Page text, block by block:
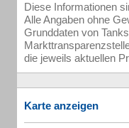
Diese Informationen
Alle Angaben ohne
Grunddaten von
die jeweils aktuellen
Karte anzeigen